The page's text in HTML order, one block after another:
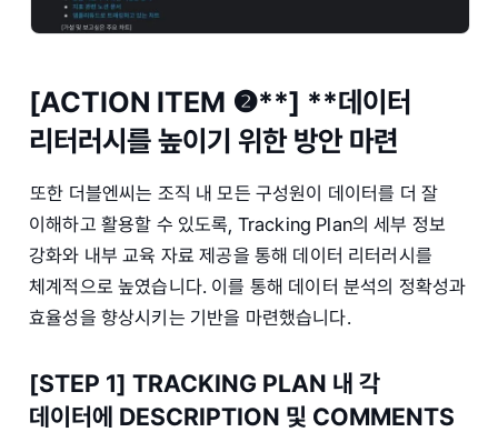
[ACTION ITEM ❷**] **데이터
리터러시를 높이기 위한 방안 마련
또한 더블엔씨는 조직 내 모든 구성원이 데이터를 더 잘
이해하고 활용할 수 있도록, Tracking Plan의 세부 정보
강화와 내부 교육 자료 제공을 통해 데이터 리터러시를
체계적으로 높였습니다. 이를 통해 데이터 분석의 정확성과
효율성을 향상시키는 기반을 마련했습니다.
[STEP 1] TRACKING PLAN 내 각
데이터에 DESCRIPTION 및 COMMENTS